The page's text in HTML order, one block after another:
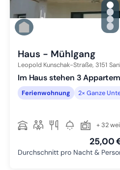
Zu
Haus - Mühlgang
Leopold Kunschak-Straße, 3151
Im Haus stehen 3
Ferienwohnung 2× Ganze
+ 32
25,00
Durchschnitt pro Nacht &